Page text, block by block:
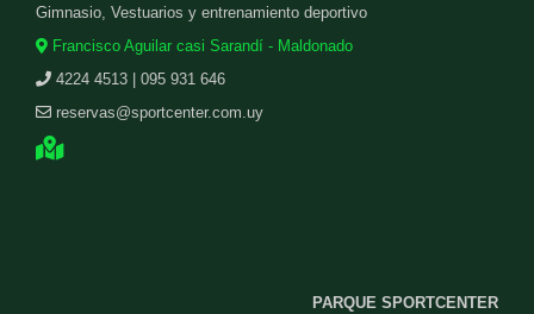
Gimnasio, Vestuarios y entrenamiento deportivo
Francisco Aguilar casi Sarandí - Maldonado
4224 4513 | 095 931 646
reservas@sportcenter.com.uy
PARQUE SPORTCENTER